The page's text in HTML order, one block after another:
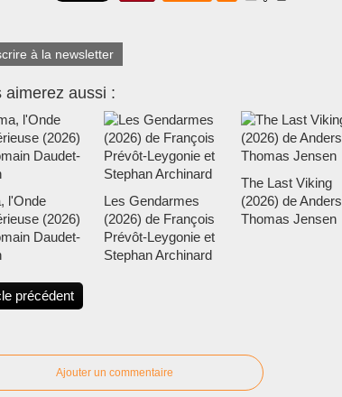
à la newsletter
aimerez aussi :
l'Onde
(2026)
Daudet-
Les Gendarmes
(2026) de François
Prévôt-Leygonie et
Stephan Archinard
The Last Viking
(2026) de Anders
Thomas Jensen
précédent
Ajouter un commentaire